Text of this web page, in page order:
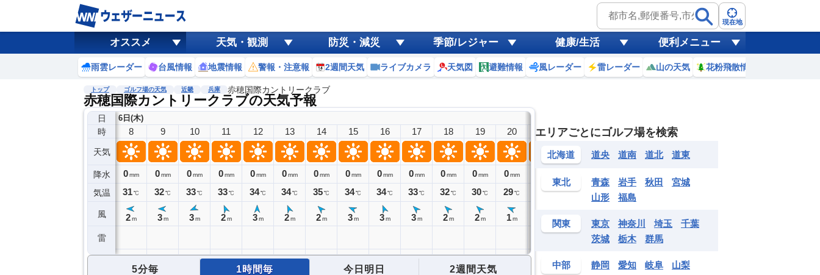
現在地
オススメ 天気・観測 防災・減災 季節/レジャー 健康/生活 便利メニュー
雨雲レーダー 台風情報 地震情報 警報・注意報 2週間天気 ライブカメラ 天気図 避難情報 風レーダー 雷レーダー 山の天気 花粉飛散情報
トップ ゴルフ場の天気 近畿 兵庫 赤穂国際カントリークラブ
赤穂国際カントリークラブの天気予報
日
時
天気
降水
気温
風
雷
6日(木)
8
0 mm
31℃
2 m
9
0 mm
32℃
3 m
10
0 mm
33℃
3 m
11
0 mm
33℃
2 m
12
0 mm
34℃
3 m
13
0 mm
34℃
2 m
14
0 mm
35℃
2 m
15
0 mm
34℃
3 m
16
0 mm
34℃
3 m
17
0 mm
33℃
3 m
18
0 mm
32℃
2 m
19
0 mm
30℃
2 m
20
0 mm
29℃
1 m
21
29℃
22
28℃
1
23
28
2
0
27
1m
1
0m 1
5分毎 1時間毎 今日明日 2週間天気
エリアごとにゴルフ場を検索
北海道 道央 道南 道北 道東
東北 青森 岩手 秋田
宮城
山形
福島
関東 東京 神奈川 埼玉
千葉
茨城
栃木 群馬
中部 静岡 愛知 岐阜
山梨